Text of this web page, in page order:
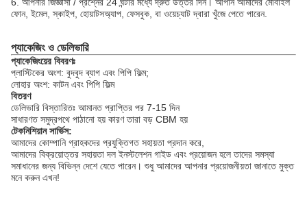
ফোন, ইমেল, স্কাইপ, হোয়াটসঅ্যাপ, ফেসবুক, বা ওয়েচ্যাট দ্বারা খুঁজে পেতে পারেন.
প্যাকেজিং ও ডেলিভারি
প্যাকেজিংয়ের বিবরণঃ
প্লাস্টিকের অংশ: বুদবুদ ব্যাগ এবং পিপি ফিল্ম;
লোহার অংশ: কাটন এবং পিপি ফিল্ম
বিতরণ
ডেলিভারি বিস্তারিতঃ আমানত প্রাপ্তির পর 7-15 দিন
সাধারণত সমুদ্রপথে পাঠানো হয় কারণ তারা বড় CBM হয়
টেকনিশিয়ান সার্ভিস:
আমাদের কোম্পানি গ্রাহকদের প্রযুক্তিগত সহায়তা প্রদান করে,
আমাদের বিক্রয়োত্তর সহায়তা দল ইনস্টলেশন গাইড এবং প্রয়োজন হলে তাদের সমস্যা
সমাধানের জন্য বিভিন্ন দেশে যেতে পারেন। শুধু আমাদের আপনার প্রয়োজনীয়তা জানাতে মুক্ত
মনে করুন এখন!